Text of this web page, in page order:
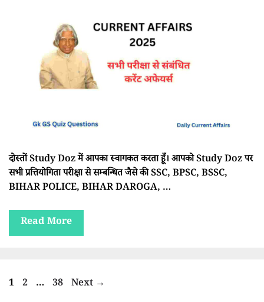
दोस्तों Study Doz में आपका स्वागकत करता हूँ। आपको Study Doz पर
सभी प्रत्तियोगिता परीक्षा से सम्बन्धित जैसे की SSC, BPSC, BSSC,
BIHAR POLICE, BIHAR DAROGA, …
Read More
Page
1 Page
2 … Page
38 Next →